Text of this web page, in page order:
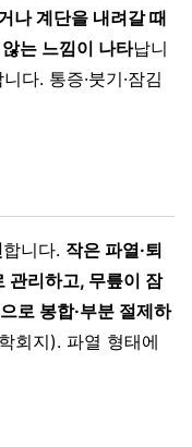
나 계단을 내려갈 때
는 느낌이 나타납니
니다. 통증·붓기·잠김
합니다. 작은 파열·퇴
관리하고, 무릎이 잠
로 봉합·부분 절제하
회지). 파열 형태에